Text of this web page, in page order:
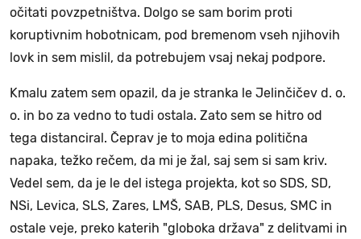
očitati povzpetništva. Dolgo se sam borim proti
koruptivnim hobotnicam, pod bremenom vseh njihovih
lovk in sem mislil, da potrebujem vsaj nekaj podpore.
Kmalu zatem sem opazil, da je stranka le Jelinčičev d. o.
o. in bo za vedno to tudi ostala. Zato sem se hitro od
tega distanciral. Čeprav je to moja edina politična
napaka, težko rečem, da mi je žal, saj sem si sam kriv.
Vedel sem, da je le del istega projekta, kot so SDS, SD,
NSi, Levica, SLS, Zares, LMŠ, SAB, PLS, Desus, SMC in
ostale veje, preko katerih "globoka država" z delitvami in